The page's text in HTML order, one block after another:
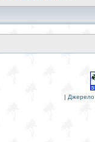
| Джерело